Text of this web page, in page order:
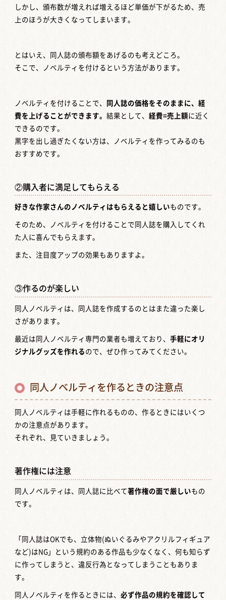
しかし、頒布数が増えれば増えるほど単価が下がるため、売
上のほうが大きくなってしまいます。
とはいえ、同人誌の頒布額をあげるのも考えどころ。
そこで、ノベルティを付けるという方法があります。
ノベルティを付けることで、
同人誌の価格をそのままに、経
費を上げることができます。結果として、経費=売上額に近く
できるのです。
黒字を出し過ぎたくない方は、ノベルティを作ってみるのも
おすすめです。
②購入者に満足してもらえる
好きな作家さんのノベルティはもらえると嬉しいものです。
そのため、ノベルティを付けることで同人誌を購入してくれ
た人に喜んでもらえます。
また、注目度アップの効果もありますよ。
③作るのが楽しい
同人ノベルティは、同人誌を作成するのとはまた違った楽し
さがあります。
最近は同人ノベルティ専門の業者も増えており、手軽にオリ
ジナルグッズを作れる ので、ぜひ作ってみてください。
同人ノベルティを作るときの注意点
同人ノベルティは手軽に作れるものの、作るときにはいくつ
かの注意点があります。
それぞれ、見ていきましょう。
著作権には注意
同人ノベルティは、同人誌に比べて著作権の面で厳しいもの
です。
「同人誌はOKでも、立体物(ぬいぐるみやアクリルフィギュア
など)はNG」という規約のある作品も少なくなく、何も知らず
に作ってしまうと、違反行為となってしまうこともありま
す。
同人ノベルティを作るときには、必ず作品の規約を確認して